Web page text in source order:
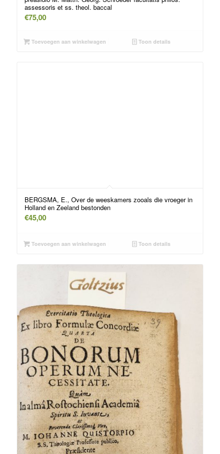
assessoris et ss. theol. baccal
€75,00
Toevoegen aan winkelwagen Toon details
BERGSMA, E., Over de weeskamers zooals die vroeger in
Holland en Zeeland bestonden
€45,00
Toevoegen aan winkelwagen Toon details